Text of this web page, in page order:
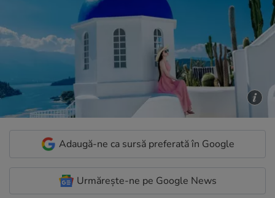
Adaugă-ne ca sursă preferată în Google
Urmărește-ne pe Google News